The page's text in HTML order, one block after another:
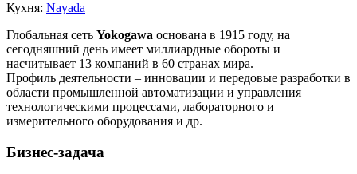
Кухня: Nayada
Глобальная сеть Yokogawa основана в 1915 году, на
сегодняшний день имеет миллиардные обороты и
насчитывает 13 компаний в 60 странах мира.
Профиль деятельности – инновации и передовые разработки в
области промышленной автоматизации и управления
технологическими процессами, лабораторного и
измерительного оборудования и др.
Бизнес-задача